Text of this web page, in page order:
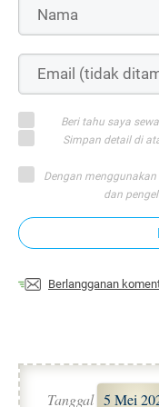
Beri tahu saya
Simpan detail di
Dengan
dan
Berlangganan
Tanggal 5 Mei